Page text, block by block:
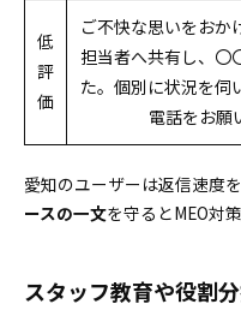
低
評
価
ご不快な思いをおか
担当者へ共有し、〇
た。個別に状況を伺
電話をお願
愛知のユーザーは返信速度
ースの一文を守るとMEO対
スタッフ教育や役割